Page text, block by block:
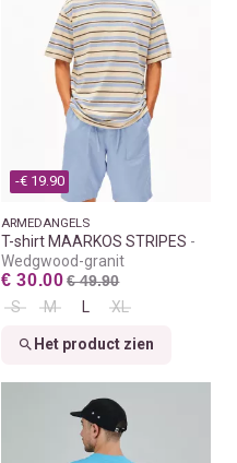
-€ 19.90
ARMEDANGELS
T-shirt MAARKOS STRIPES
Wedgwood-granit
€ 30.00 € 49.90
S
M XL
Het product zien